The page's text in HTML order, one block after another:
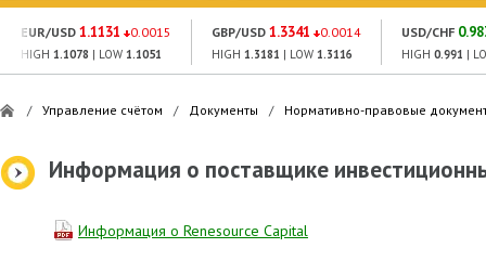
EUR/USD 1.1131 0.0015
HIGH 1.1078 | LOW 1.1051
GBP/USD 1.3341 0.0014
HIGH 1.3181 | LOW 1.3116
USD/CHF
HIGH 0.991 |
/ Управление счётом / Документы / Нормативно-правовые
Информация о поставщике
Информация о Renesource Capital